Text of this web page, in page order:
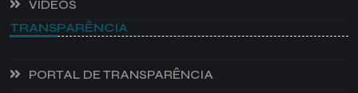
VÍDEOS
TRANSPARÊNCIA
PORTAL DE TRANSPARÊNCIA